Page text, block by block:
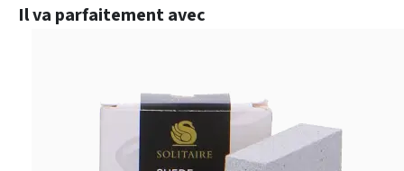
Ignorer la galerie de produits
Il va parfaitement avec